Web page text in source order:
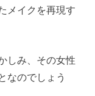
メイクを再現す
しみ、その女性
なのでしょう